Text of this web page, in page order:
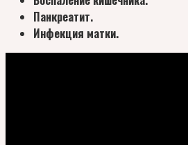
Панкреатит.
Инфекция матки.